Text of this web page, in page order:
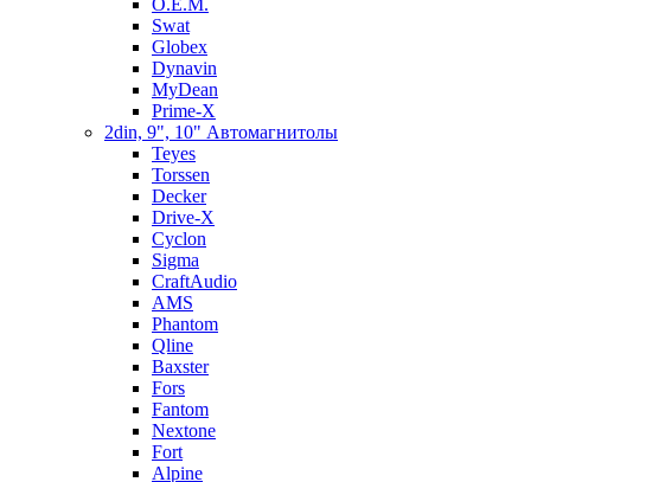
O.E.M.
Swat
Globex
Dynavin
MyDean
Prime-X
2din, 9", 10" Автомагнитолы
Teyes
Torssen
Decker
Drive-X
Cyclon
Sigma
CraftAudio
AMS
Phantom
Qline
Baxster
Fors
Fantom
Nextone
Fort
Alpine